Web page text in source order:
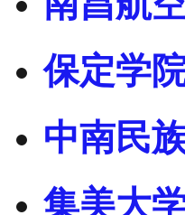
保定学
中南民
集美大